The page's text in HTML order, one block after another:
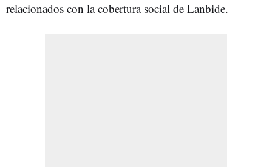
relacionados con la cobertura social de Lanbide.